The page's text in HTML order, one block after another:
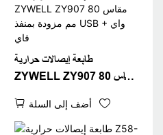
طابعة إيصالات حرارية
ZYWELL ZY907 مقاس 80
أضف إلى السلة